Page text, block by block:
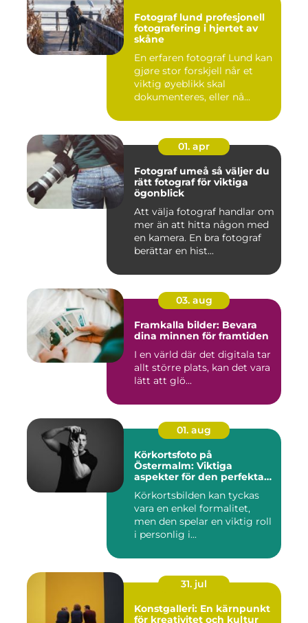
Fotograf lund profesjonell
fotografering i hjertet av
skåne
En erfaren fotograf Lund kan
gjøre stor forskjell når et
viktig øyeblikk skal
dokumenteres, eller nå...
01. apr
Fotograf umeå så väljer du
rätt fotograf för viktiga
ögonblick
Att välja fotograf handlar om
mer än att hitta någon med
en kamera. En bra fotograf
berättar en hist...
03. aug
Framkalla bilder: Bevara
dina minnen för framtiden
I en värld där det digitala tar
allt större plats, kan det vara
lätt att glö...
01. aug
Körkortsfoto på
Östermalm: Viktiga
aspekter för den perfekta
Körkortsbilden kan tyckas
vara en enkel formalitet,
men den spelar en viktig roll
i personlig i...
31. jul
Konstgalleri: En kärnpunkt
för kreativitet och kultur